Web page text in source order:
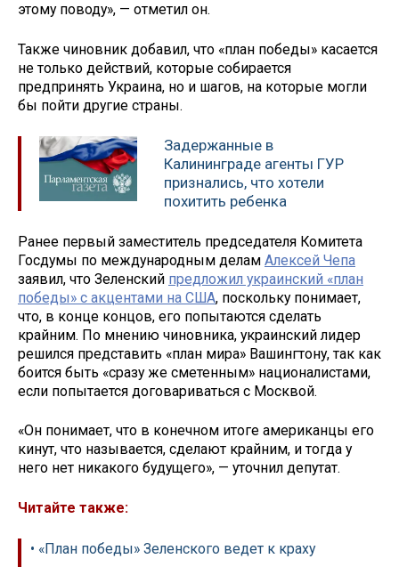
этому поводу», — отметил он.
Также чиновник добавил, что «план победы» касается
не только действий, которые собирается
предпринять Украина, но и шагов, на которые могли
бы пойти другие страны.
Задержанные в
Калининграде агенты ГУР
признались, что хотели
похитить ребенка
Ранее первый заместитель председателя Комитета
Госдумы по международным делам Алексей Чепа
заявил, что Зеленский предложил украинский «план
победы» с акцентами на США, поскольку понимает,
что, в конце концов, его попытаются сделать
крайним. По мнению чиновника, украинский лидер
решился представить «план мира» Вашингтону, так как
боится быть «сразу же сметенным» националистами,
если попытается договариваться с Москвой.
«Он понимает, что в конечном итоге американцы его
кинут, что называется, сделают крайним, и тогда у
него нет никакого будущего», — уточнил депутат.
Читайте также:
• «План победы» Зеленского ведет к краху